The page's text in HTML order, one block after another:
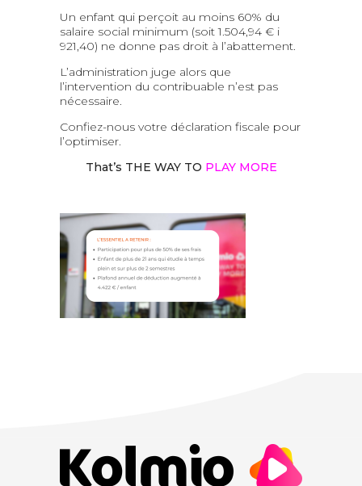
Un enfant qui perçoit au moins 60% du
salaire social minimum (soit 1.504,94 € i
921,40) ne donne pas droit à l’abattement.
L’administration juge alors que
l’intervention du contribuable n’est pas
nécessaire.
Confiez-nous votre déclaration fiscale pour
l’optimiser.
That’s THE WAY TO PLAY MORE